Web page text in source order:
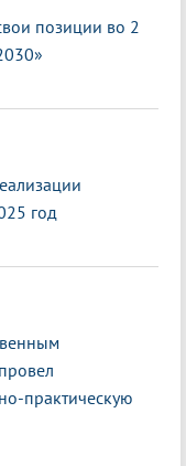
позиции во 2
год
практическую